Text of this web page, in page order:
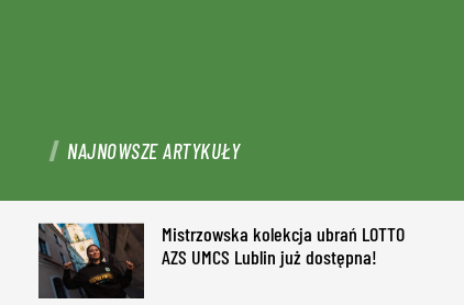
NAJNOWSZE ARTYKUŁY
Mistrzowska kolekcja ubrań LOTTO
AZS UMCS Lublin już dostępna!